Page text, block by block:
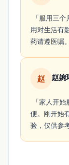
用对生活有
药请遵医嘱
赵 赵婉
便。刚开始
验，仅供参